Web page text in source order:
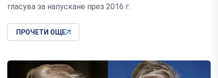
гласува за напускане през 2016 г.
ПРОЧЕТИ ОЩЕ